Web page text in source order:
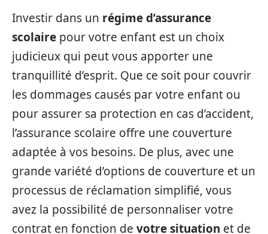
Investir dans un régime d’assurance
scolaire pour votre enfant est un choix
judicieux qui peut vous apporter une
tranquillité d’esprit. Que ce soit pour couvrir
les dommages causés par votre enfant ou
pour assurer sa protection en cas d’accident,
l’assurance scolaire offre une couverture
adaptée à vos besoins. De plus, avec une
grande variété d’options de couverture et un
processus de réclamation simplifié, vous
avez la possibilité de personnaliser votre
contrat en fonction de votre situation et de